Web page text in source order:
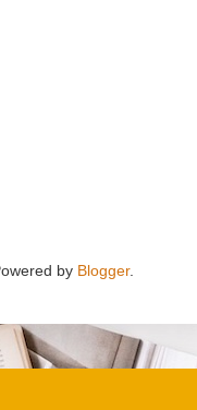
by Blogger.